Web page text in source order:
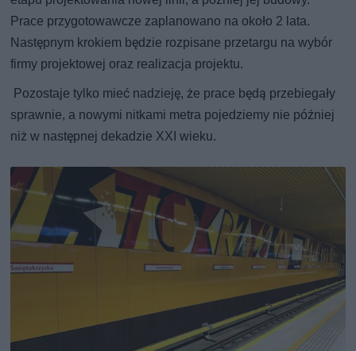
Prace przygotowawcze zaplanowano na około 2 lata.
Następnym krokiem będzie rozpisane przetargu na wybór
firmy projektowej oraz realizacja projektu.
Pozostaje tylko mieć nadzieję, że prace będą przebiegały
sprawnie, a nowymi nitkami metra pojedziemy nie później
niż w następnej dekadzie XXI wieku.